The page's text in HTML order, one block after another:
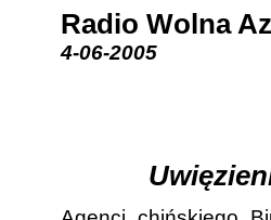
Radio Wolna
4-06-2005